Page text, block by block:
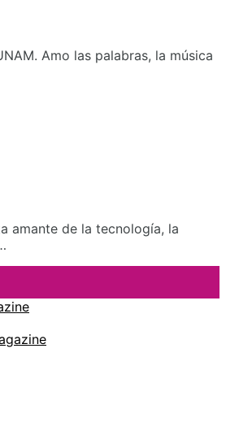
Amo las palabras, la música
amante de la tecnología, la